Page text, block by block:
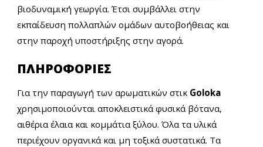
βιοδυναμική γεωργία. Έτσι συμβάλλει στην
εκπαίδευση πολλαπλών ομάδων αυτοβοήθειας και
στην παροχή υποστήριξης στην αγορά.
ΠΛΗΡΟΦΟΡΙΕΣ
Για την παραγωγή των αρωματικών στικ Goloka
χρησιμοποιούνται αποκλειστικά φυσικά βότανα,
αιθέρια έλαια και κομμάτια ξύλου. Όλα τα υλικά
περιέχουν οργανικά και μη τοξικά συστατικά. Τα